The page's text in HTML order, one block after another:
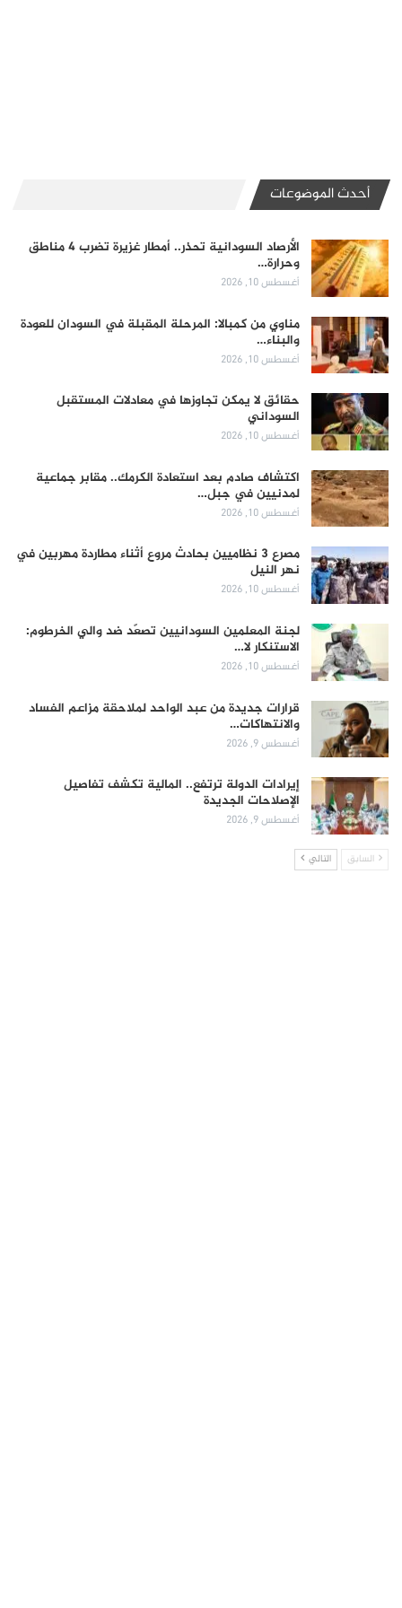
أحدث الموضوعات
الأرصاد السودانية تحذر.. أمطار غزيرة تضرب 4 مناطق
وحرارة…
أغسطس 10, 2026
مناوي من كمبالا: المرحلة المقبلة في السودان للعودة
والبناء…
أغسطس 10, 2026
حقائق لا يمكن تجاوزها في معادلات المستقبل
السوداني
أغسطس 10, 2026
اكتشاف صادم بعد استعادة الكرمك.. مقابر جماعية
لمدنيين في جبل…
أغسطس 10, 2026
مصرع 3 نظاميين بحادث مروع أثناء مطاردة مهربين في
نهر النيل
أغسطس 10, 2026
لجنة المعلمين السودانيين تصعّد ضد والي الخرطوم:
الاستنكار لا…
أغسطس 10, 2026
قرارات جديدة من عبد الواحد لملاحقة مزاعم الفساد
والانتهاكات…
أغسطس 9, 2026
إيرادات الدولة ترتفع.. المالية تكشف تفاصيل
الإصلاحات الجديدة
أغسطس 9, 2026
السابق التالي